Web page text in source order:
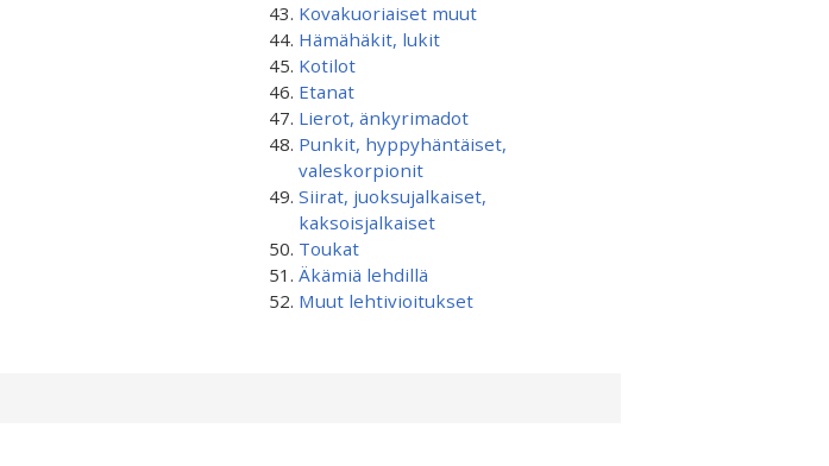
Kovakuoriaiset muut
Hämähäkit, lukit
Kotilot
Etanat
Lierot, änkyrimadot
Punkit, hyppyhäntäiset,
valeskorpionit
Siirat, juoksujalkaiset,
kaksoisjalkaiset
Toukat
Äkämiä lehdillä
Muut lehtivioitukset